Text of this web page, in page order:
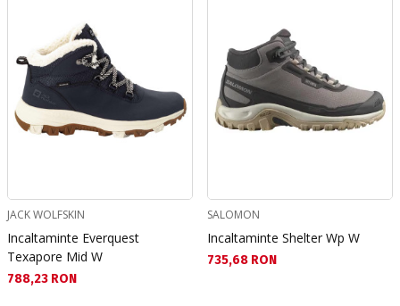
JACK WOLFSKIN
Incaltaminte Everquest
Texapore Mid W
Текуща цена:
788,23 RON
SALOMON
Incaltaminte Shelter Wp W
Текуща цена:
735,68 RON